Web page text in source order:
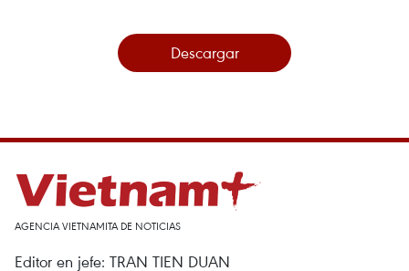
Descargar
AGENCIA VIETNAMITA DE NOTICIAS
Editor en jefe: TRAN TIEN DUAN